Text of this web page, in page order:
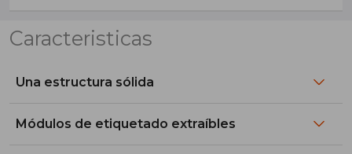
Caracteristicas
Una estructura sólida
Módulos de etiquetado extraíbles